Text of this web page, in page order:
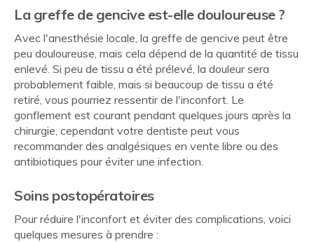
La greffe de gencive est-elle douloureuse ?
Avec l'anesthésie locale, la greffe de gencive peut être
peu douloureuse, mais cela dépend de la quantité de tissu
enlevé. Si peu de tissu a été prélevé, la douleur sera
probablement faible, mais si beaucoup de tissu a été
retiré, vous pourriez ressentir de l'inconfort. Le
gonflement est courant pendant quelques jours après la
chirurgie, cependant votre dentiste peut vous
recommander des analgésiques en vente libre ou des
antibiotiques pour éviter une infection.
Soins postopératoires
Pour réduire l'inconfort et éviter des complications, voici
quelques mesures à prendre :